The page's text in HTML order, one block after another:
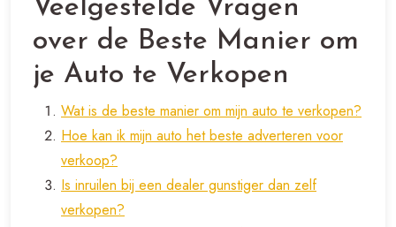
Veelgestelde Vragen
over de Beste Manier om
je Auto te Verkopen
Wat is de beste manier om mijn auto te verkopen?
Hoe kan ik mijn auto het beste adverteren voor
verkoop?
Is inruilen bij een dealer gunstiger dan zelf
verkopen?